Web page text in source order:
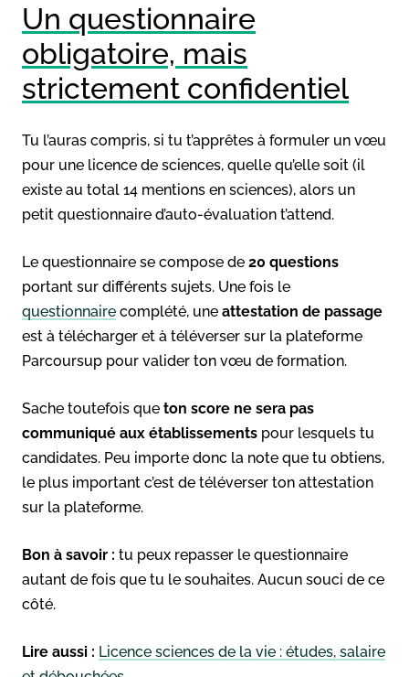
Un questionnaire
obligatoire, mais
strictement confidentiel
Tu l’auras compris, si tu t’apprêtes à formuler un vœu
pour une licence de sciences, quelle qu’elle soit (il
existe au total 14 mentions en sciences), alors un
petit questionnaire d’auto-évaluation t’attend.
Le questionnaire se compose de 20 questions
portant sur différents sujets. Une fois le
questionnaire complété, une attestation de passage
est à télécharger et à téléverser sur la plateforme
Parcoursup pour valider ton vœu de formation.
Sache toutefois que ton score ne sera pas
communiqué aux établissements pour lesquels tu
candidates. Peu importe donc la note que tu obtiens,
le plus important c’est de téléverser ton attestation
sur la plateforme.
Bon à savoir : tu peux repasser le questionnaire
autant de fois que tu le souhaites. Aucun souci de ce
côté.
Lire aussi : Licence sciences de la vie : études, salaire